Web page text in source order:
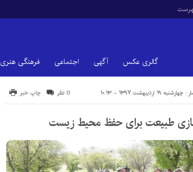
گالری عکس آگهی اجتماعی فرهنگی هنری
۱۹ اردیبهشت ۱۳۹۷ - ۱۰:۱۳ چاپ خبر 0 نظر
طبیعت برای حفظ محیط زیست